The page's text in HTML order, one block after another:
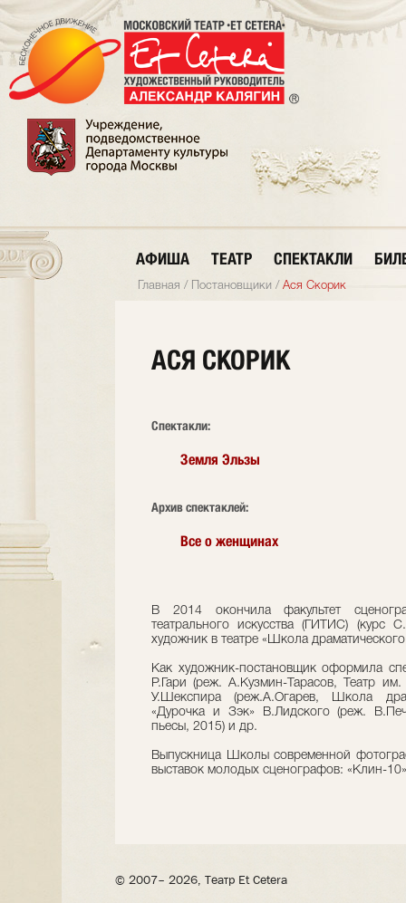
АФИША ТЕАТР СПЕКТАКЛИ
Главная / Постановщики / Ася Скорик
АСЯ СКОРИК
Cпектакли:
Земля Эльзы
Архив спектаклей:
Все о женщинах
В 2014 окончила факультет
театрального искусства (ГИТИС)
художник в театре «Школа драматического
Как художник-постановщик оформила
Р.Гари (реж. А.Кузмин-Тарасов, Театр
У.Шекспира (реж.А.Огарев, Школа
«Дурочка и Зэк» В.Лидского (реж.
пьесы, 2015) и др.
Выпускница Школы современной
выставок молодых сценографов: «Клин-
© 2007– 2026, Театр Et Cetera